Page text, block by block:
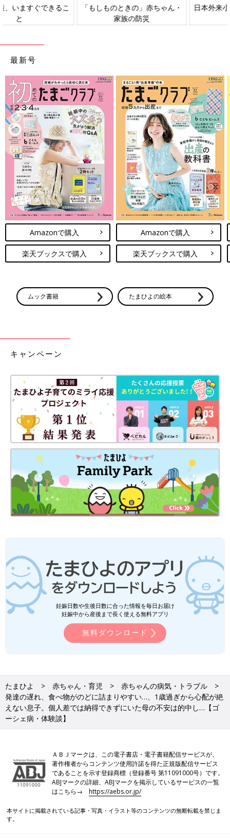
心配なことがこんなにたくさんあるのに、それも個性なの？と不
安な気持ちもありましたが、取りあえずは検査を待つことにしま
した」（暁子さん）
「脾臓と肝臓が大きく、肝臓はかため」と診断され
るも、経過観察を継続
自宅で盛大にお祝いをした1歳のお誕生日。このころから少しずつ心配になること
が増えていきました。
「かけつけた救急車の中で、オエッとなって部品が出てきて元気
残っていないか確認するために、追加でレントゲンも撮ることに
なりました。
たんです。しかも血液検査では血小板の数値が低く、肝臓の数値
も悪いとのこと。
でも、『今のところは大丈夫だから、1カ月後におなかのエコー
を撮りましょう』とのことでした」（暁子さん）
1カ月後に行った腹部エコー検査では、「脾臓と肝臓が大きく、
肝臓はかため」と診断されました。
「でも、そこでも経過観察で、また2カ月後に血液検査をするこ
とになりました。本当に大丈夫なのだろうかと、不安とあせりば
かりが大きくなっていきました」（暁子さん）
おやきを詰まらせてぐったり。「救急車早く来て
1歳2カ月のとき、おやつのソフトボーロを食べているところ。このころからだんだ
んと食べ物が詰まり始めました。
「いつものように背中をたたいても出てこないし、腹部を突き上
げるようにしても反応なし。あきとはチアノーゼを起こし、体が
だらんとし始めました。母が一緒にいたので、すぐに119番し、
救急隊からは、救急車が到着するまでに心臓マッサージを開始し
てくださいとのことでした。『お願い早く来て！！助けて
っ！！』と叫びながら、無我夢中で心臓マッサージを開始しまし
日本外来小児科学会リーフレッ
六星占術 細木かおりさんの人生
最新号
Amazonで購入
楽天ブックスで購入
Amazonで購入
楽天ブックスで購入
ムック書籍 たまひよの絵本
キャンペーン
妊娠日数や生後日数に合った情報を毎日お届け
妊娠中から産後まで長く使える無料アプリ
無料ダウンロード
たまひよ 赤ちゃん・育児
赤ちゃんの病気・トラブル
発達の遅れ、食べ物がのどに詰まりやすい…、1歳過ぎから心配が絶
えない息子。個人差では納得できずにいた母の不安は的中し…【ゴ
ーシェ病・体験談】
ＡＢＪマークは、この電子書店・電子書籍配信サービスが、
著作権者からコンテンツ使用許諾を得た正規版配信サービス
であることを示す登録商標（登録番号 第11091000号）です。
ABJマークの詳細、ABJマークを掲示しているサービスの一覧
はこちら→https://aebs.or.jp/
本サイトに掲載されている記事・写真・イラスト等のコンテンツの無断転載を禁じま
す。